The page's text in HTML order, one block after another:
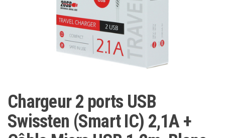
Chargeur 2 ports USB
Swissten (Smart IC) 2,1A +